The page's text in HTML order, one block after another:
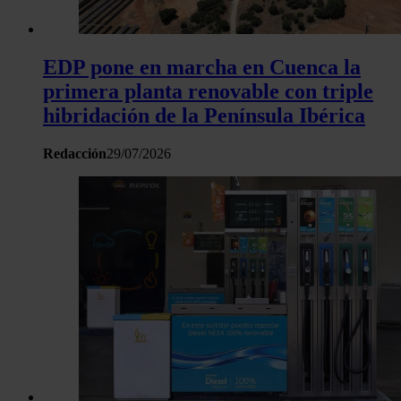
EDP pone en marcha en Cuenca la
primera planta renovable con triple
hibridación de la Península Ibérica
Redacción29/07/2026